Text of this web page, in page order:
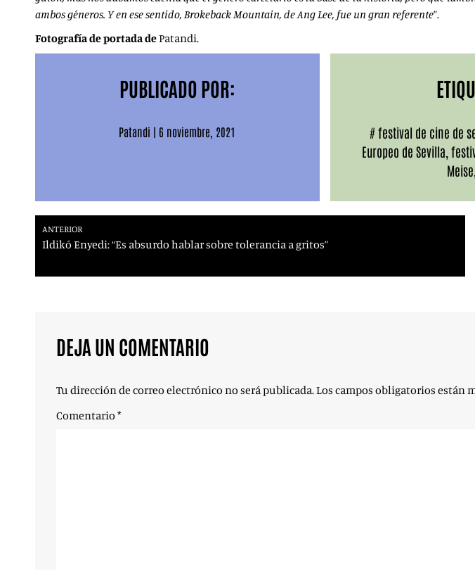
ambos géneros. Y en ese sentido, Brokeback Mountain, de Ang Lee, fue un gran referente”.
Fotografía de portada dePatandi.
PUBLICADO POR:
Patandi | 6 noviembre, 2021 #festival de cine de
Europeo de Sevilla
Meise
ANTERIOR
Ildikó Enyedi: “Es absurdo hablar sobre tolerancia a gritos”
DEJA UN COMENTARIO
Tu dirección de correo electrónico no será publicada.Los campos obligatorios están
Comentario *